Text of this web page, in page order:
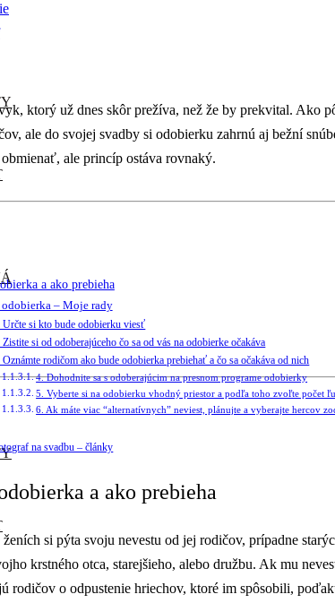
ktorý už dnes skôr prežíva, než že by prekvital. Ako
ale do svojej svadby si odobierku zahrnú aj bežní
ale princíp ostáva rovnaký.
a ako prebieha
odobierka – Moje rady
Určte si kto bude odobierku viesť
Zistite si od odoberajúceho čo sa od vás na odobierke očakáva
Oznámte rodičom ako bude odobierka prebiehať a čo sa očakáva od nich
4. Dohodnite sa s odoberajúcim na presnom programe odobierky
5. Vyberte si na odobierku vhodný priestor a podľa toho zvoľte počet
6. Ak máte viac “alternatívnych” neviest, plánujte a vyberajte hercov
na svadbu – články
a ako prebieha
si pýta svoju nevestu od jej rodičov, prípadne
krstného otca, starejšieho, alebo družbu. Ak mu
rodičov o odpustenie hriechov, ktoré im spôsobili,